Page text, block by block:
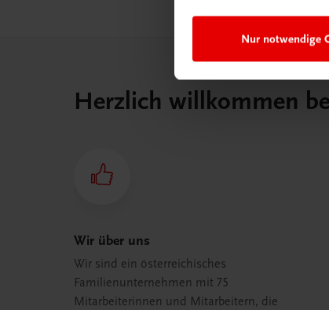
Nur notwendige
Herzlich willkommen
Wir über uns
Wir sind ein österreichisches
Familienunternehmen mit 75
Mitarbeiterinnen und Mitarbeitern, die